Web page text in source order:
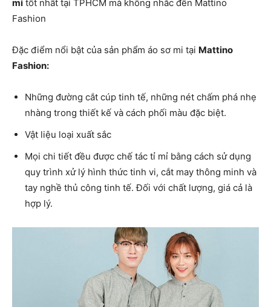
mi tốt nhất tại TPHCM mà không nhắc đến Mattino
Fashion
Đặc điểm nổi bật của sản phẩm áo sơ mi tại Mattino
Fashion:
Những đường cắt cúp tinh tế, những nét chấm phá nhẹ
nhàng trong thiết kế và cách phối màu đặc biệt.
Vật liệu loại xuất sắc
Mọi chi tiết đều được chế tác tỉ mỉ bằng cách sử dụng
quy trình xử lý hình thức tinh vi, cắt may thông minh và
tay nghề thủ công tinh tế. Đối với chất lượng, giá cả là
hợp lý.